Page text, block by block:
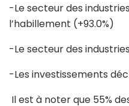
-Le secteur des
l’habillement (+93.0%)
-Le secteur des
-Les investissements
Il est à noter que 55%